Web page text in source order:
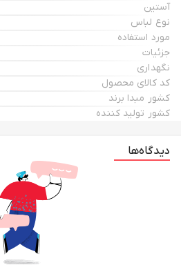
آستین
نوع لباس
مورد استفاده
جزئیات
نگهداری
کد کالای محصول
کشور مبدا برند
کشور تولید کننده
دیدگاه‌ها